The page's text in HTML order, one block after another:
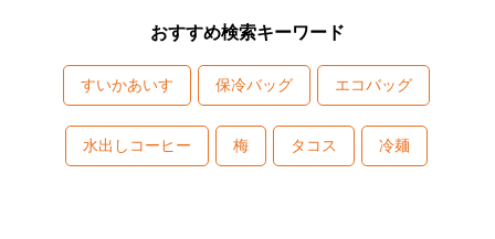
おすすめ検索キーワード
すいかあいす 保冷バッグ エコバッグ
水出しコーヒー 梅 タコス 冷麺